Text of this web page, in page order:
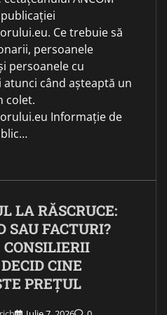
Ce trebuie să
persoanele
persoanele cu
când așteaptă un
colet.
Informație de
LA RĂSCRUCE:
SAU FACTURI?
CINE
PREȚUL